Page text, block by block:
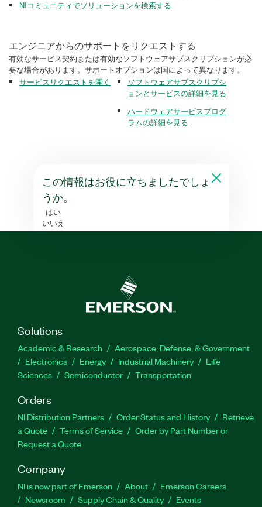
NIコミュニティでソリューションを検索する
エンジニアからのサポートをリクエストする
有効なサービス契約または有効なソフトウェアサブスクリプションが必
要な場合があります。サポートオプションは国によって異なります。
サービスリクエストを開く
ソフトウェアサブスクリプシ
ョンとサービスの詳細を見る
ハードウェアサービスプログ
ラムの詳細を見る
この情報はお役に立ちましたでしょ
うか。
はい
いいえ
Solutions
Academic & Research
Aerospace, Defense, & Government
Electronics
Energy Industrial Machinery
Life
Sciences
Semiconductor Transportation
Orders
NI Distribution Partners Order Status and History
Retrieve
a Quote
Terms of Service
Order by Part Number or
Request a Quote
Company
NI is now part of Emerson About
Emerson Careers
Newsroom
Supply Chain & Quality Events